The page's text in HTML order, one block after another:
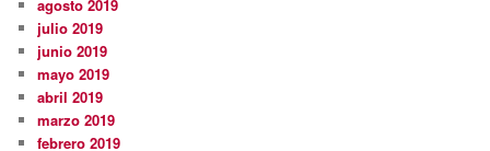
agosto 2019
julio 2019
junio 2019
mayo 2019
abril 2019
marzo 2019
febrero 2019